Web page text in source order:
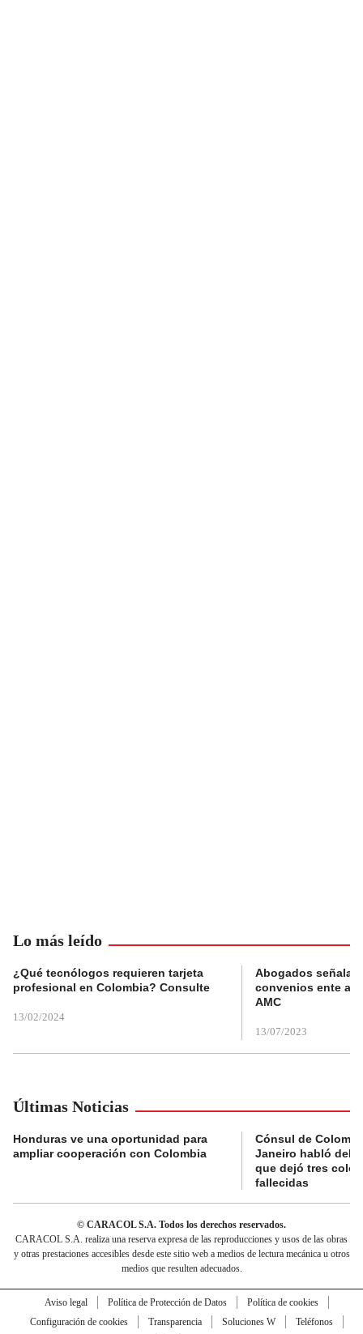
Lo más leído
¿Qué tecnólogos requieren tarjeta
profesional en Colombia? Consulte
13/02/2024
Abogados
convenios ente
AMC
13/07/2023
Últimas Noticias
Honduras ve una oportunidad para
ampliar cooperación con Colombia
Cónsul de
Janeiro habló del
que dejó tres
fallecidas
© CARACOL S.A. Todos los derechos reservados.
CARACOL S.A. realiza una reserva expresa de las reproducciones y usos de las obras
y otras prestaciones accesibles desde este sitio web a medios de lectura mecánica u otros
medios que resulten adecuados.
Aviso legal Política de Protección de Datos
Política de cookies
Configuración de cookies
Transparencia Soluciones W
Teléfonos